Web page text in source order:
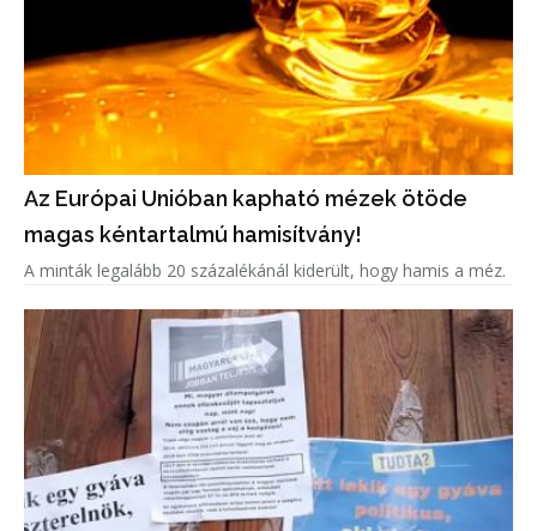
Az Európai Unióban kapható mézek ötöde
magas kéntartalmú hamisítvány!
A minták legalább 20 százalékánál kiderült, hogy hamis a méz.